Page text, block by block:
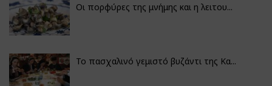
Οι πορφύρες της μνήμης και η λειτου...
Το πασχαλινό γεμιστό βυζάντι της Κα...